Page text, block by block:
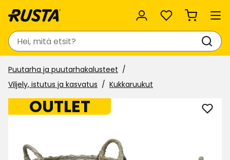
Suosikit
Haku
Puutarha ja puutarhakalusteet
Viljely, istutus ja kasvatus
Kukkaruukut
OUTLET
Lisää